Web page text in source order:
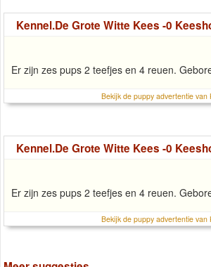
Kennel.De Grote Witte Kees -0
Er zijn zes pups 2 teefjes en 4 reuen.
Bekijk de puppy advertentie
Kennel.De Grote Witte Kees -0
Er zijn zes pups 2 teefjes en 4 reuen.
Bekijk de puppy advertentie